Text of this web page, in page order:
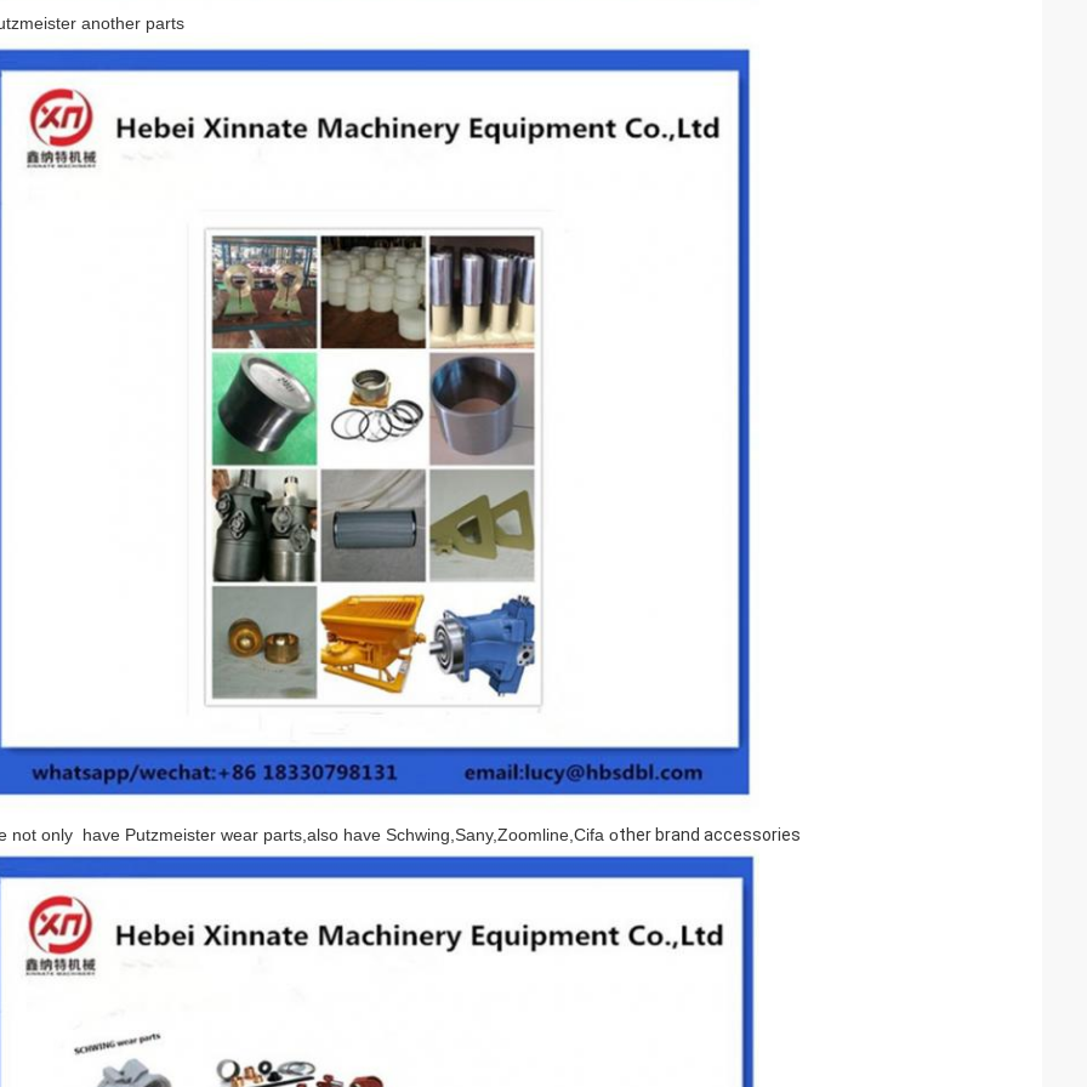
another parts
not only have Putzmeister wear parts,also have Schwing,Sany,Zoomline,Cifa other brand accessories